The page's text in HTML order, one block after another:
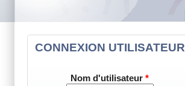
CONNEXION UTILISATEUR
Nom d'utilisateur *